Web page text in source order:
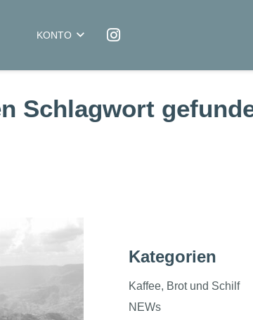
KONTO
Schlagwort
Kategorien
Kaffee, Brot und Schilf
NEWs